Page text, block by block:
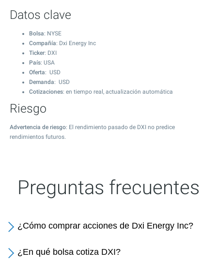
Datos clave
Bolsa: NYSE
Compañía: Dxi Energy Inc
Ticker: DXI
País: USA
Oferta: USD
Demanda: USD
Cotizaciones: en tiempo real, actualización automática
Riesgo
Advertencia de riesgo: El rendimiento pasado de DXI no predice
rendimientos futuros.
Preguntas frecuentes
¿Cómo comprar acciones de Dxi Energy Inc?
¿En qué bolsa cotiza DXI?